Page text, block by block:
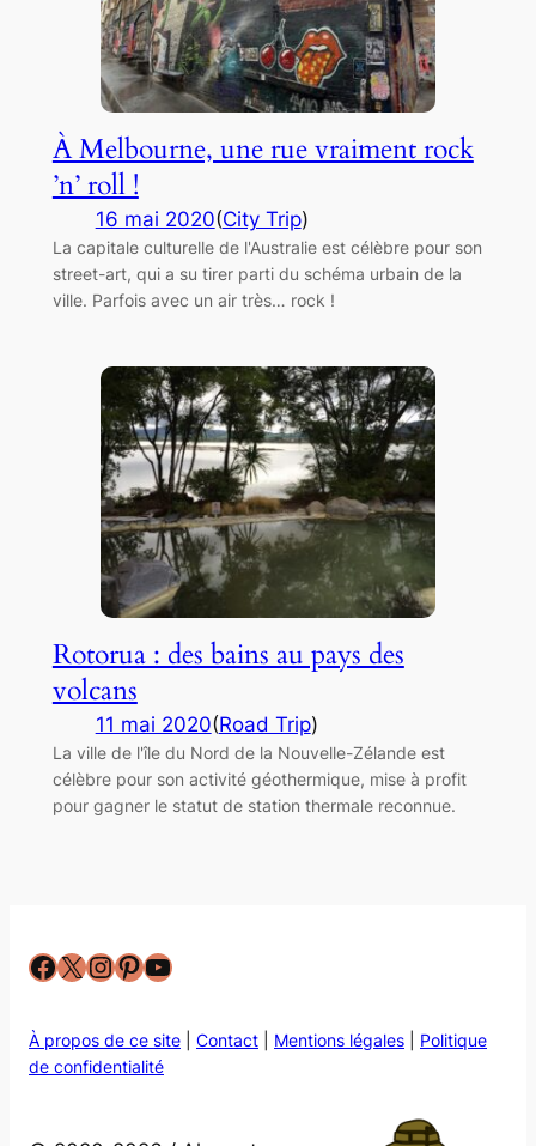
À Melbourne, une rue vraiment rock
’n’ roll !
16 mai 2020(City Trip)
La capitale culturelle de l'Australie est célèbre pour son
street-art, qui a su tirer parti du schéma urbain de la
ville. Parfois avec un air très… rock !
Rotorua : des bains au pays des
volcans
11 mai 2020(Road Trip)
La ville de l'île du Nord de la Nouvelle-Zélande est
célèbre pour son activité géothermique, mise à profit
pour gagner le statut de station thermale reconnue.
Facebook
X Instagram
Pinterest
YouTube
À propos de ce site Contact Mentions légales
Politique
de confidentialité